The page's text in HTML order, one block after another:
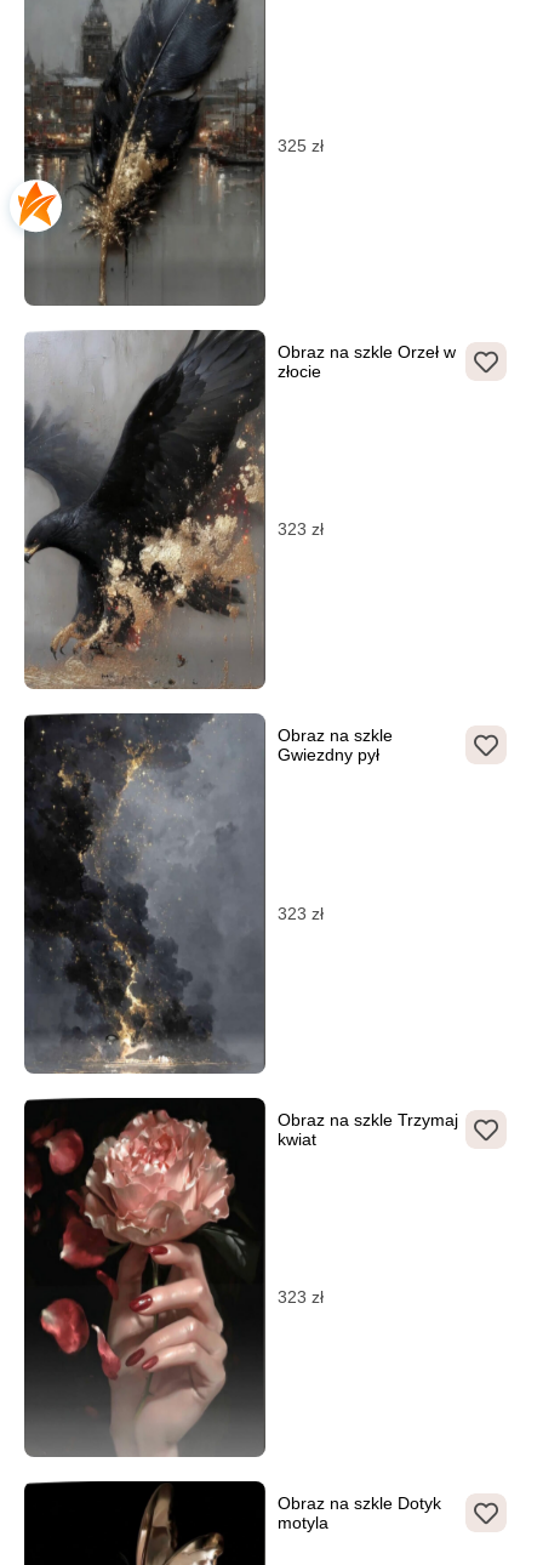
325 zł
Obraz na szkle Orzeł w
złocie
323 zł
Obraz na szkle
Gwiezdny pył
323 zł
Obraz na szkle Trzymaj
kwiat
323 zł
Obraz na szkle Dotyk
motyla